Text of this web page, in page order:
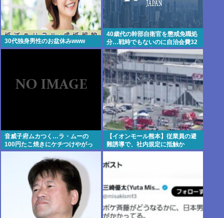
30代独身男性のお盆休みwww
40歳代の幹部自衛官を懲戒免職処
分…戦時でもないのに自治会費32
万円と放置自転車を徴発
音威子府ムカつく…ラ・ムーの
100円たこ焼きにケチつけやがっ
た 100円だぞ100円 ふざけんなあ
のハゲジジイネトウヨ
【イオンモール熊本】従業員の避
難誘導で、社内規定に抵触か